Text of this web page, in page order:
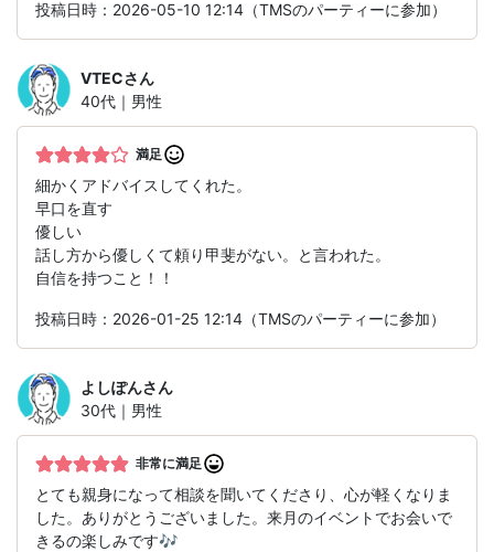
投稿日時：2026-05-10 12:14（TMSのパーティーに参加）
VTECさん
40代｜男性
満足
細かくアドバイスしてくれた。
早口を直す
優しい
話し方から優しくて頼り甲斐がない。と言われた。
自信を持つこと！！
投稿日時：2026-01-25 12:14（TMSのパーティーに参加）
よしぽんさん
30代｜男性
非常に満足
とても親身になって相談を聞いてくださり、心が軽くなりま
した。ありがとうございました。来月のイベントでお会いで
きるの楽しみです🎶